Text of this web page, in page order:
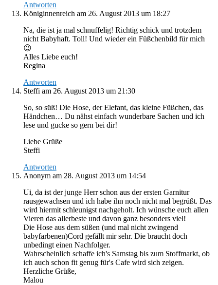
Antworten
Königinnenreich am 26. August 2013 um 18:27
Na, die ist ja mal schnuffelig! Richtig schick und trotzdem
nicht Babyhaft. Toll! Und wieder ein Füßchenbild für mich
😉
Alles Liebe euch!
Regina
Antworten
Steffi am 26. August 2013 um 21:30
So, so süß! Die Hose, der Elefant, das kleine Füßchen, das
Händchen… Du nähst einfach wunderbare Sachen und ich
lese und gucke so gern bei dir!
Liebe Grüße
Steffi
Antworten
Anonym am 28. August 2013 um 14:54
Ui, da ist der junge Herr schon aus der ersten Garnitur
rausgewachsen und ich habe ihn noch nicht mal begrüßt. Das
wird hiermit schleunigst nachgeholt. Ich wünsche euch allen
Vieren das allerbeste und davon ganz besonders viel!
Die Hose aus dem süßen (und mal nicht zwingend
babyfarbenen)Cord gefällt mir sehr. Die braucht doch
unbedingt einen Nachfolger.
Wahrscheinlich schaffe ich's Samstag bis zum Stoffmarkt, ob
ich auch schon fit genug für's Cafe wird sich zeigen.
Herzliche Grüße,
Malou